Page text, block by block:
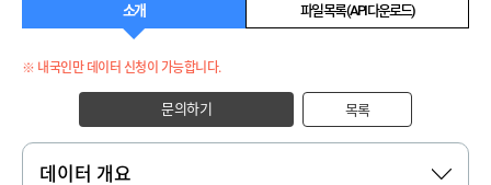
소개 파일 목록 (API 다운로드)
※ 내국인만 데이터 신청이 가능합니다.
문의하기 목록
데이터 개요